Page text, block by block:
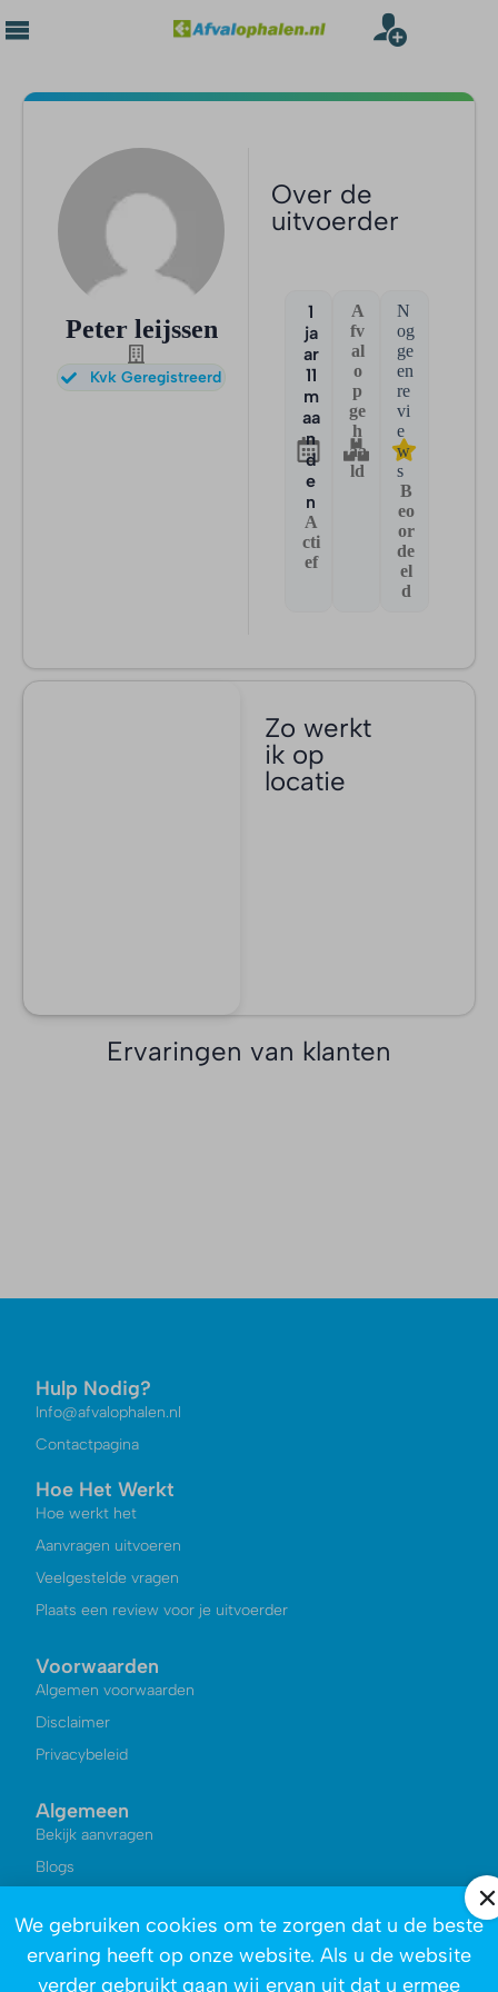
Peter leijssen
Kvk Geregistreerd
Over de
uitvoerder
1
ja
ar
11
m
aa
n
d
e
n
A
cti
ef
A
fv
al
o
p
ge
h
aa
ld
N
og
ge
en
re
vi
e
w
s
B
eo
or
de
el
d
Zo werkt
ik op
locatie
Ervaringen van klanten
Hulp Nodig?
Info@afvalophalen.nl
Contactpagina
Hoe Het Werkt
Hoe werkt het
Aanvragen uitvoeren
Veelgestelde vragen
Plaats een review voor je uitvoerder
Voorwaarden
Algemen voorwaarden
Disclaimer
Privacybeleid
Algemeen
Bekijk aanvragen
Blogs
Reviews
Over ons
We gebruiken cookies om te zorgen dat u de beste
ervaring heeft op onze website. Als u de website
verder gebruikt gaan wij ervan uit dat u ermee